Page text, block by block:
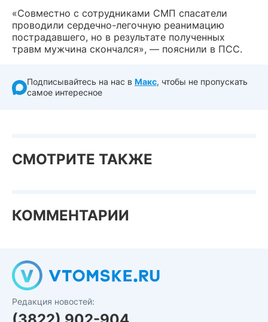
«Совместно с сотрудниками СМП спасатели
проводили сердечно-легочную реанимацию
пострадавшего, но в результате полученных
травм мужчина скончался», — пояснили в ПСС.
Подписывайтесь на нас в Макс, чтобы не пропускать
самое интересное
СМОТРИТЕ ТАКЖЕ
КОММЕНТАРИИ
Редакция новостей: